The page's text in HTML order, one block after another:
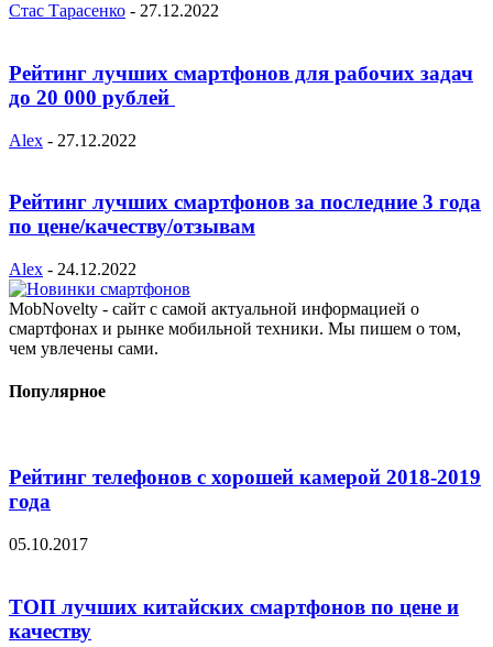
Стас Тарасенко - 27.12.2022
Рейтинг лучших смартфонов для рабочих задач
до 20 000 рублей
Alex - 27.12.2022
Рейтинг лучших смартфонов за последние 3 года
по цене/качеству/отзывам
Alex - 24.12.2022
MobNovelty - сайт с самой актуальной информацией о
смартфонах и рынке мобильной техники. Мы пишем о том,
чем увлечены сами.
Популярное
Рейтинг телефонов с хорошей камерой 2018-2019
года
05.10.2017
ТОП лучших китайских смартфонов по цене и
качеству